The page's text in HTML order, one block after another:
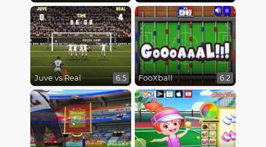
Juve vs Real 6.5 FooXball 6.2